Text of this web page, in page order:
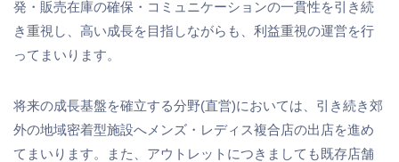
発・販売在庫の確保・コミュニケーションの一貫性を引き続
き重視し、高い成長を目指しながらも、利益重視の運営を行
ってまいります。
将来の成長基盤を確立する分野(直営)においては、引き続き郊
外の地域密着型施設へメンズ・レディス複合店の出店を進め
てまいります。また、アウトレットにつきましても既存店舗